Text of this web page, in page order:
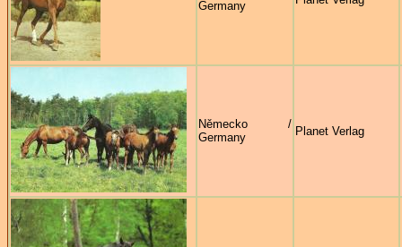
Germany
Německo /
Germany
Planet Verlag